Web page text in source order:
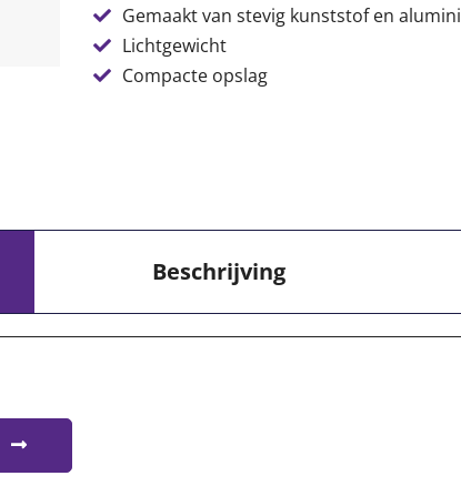
Gemaakt van stevig kunststof en
Lichtgewicht
Compacte opslag
Beschrijving